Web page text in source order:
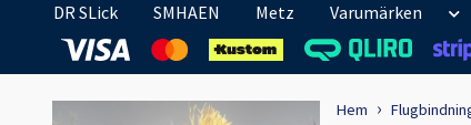
DR SLick
SMHAEN Metz Varumärken
Hem